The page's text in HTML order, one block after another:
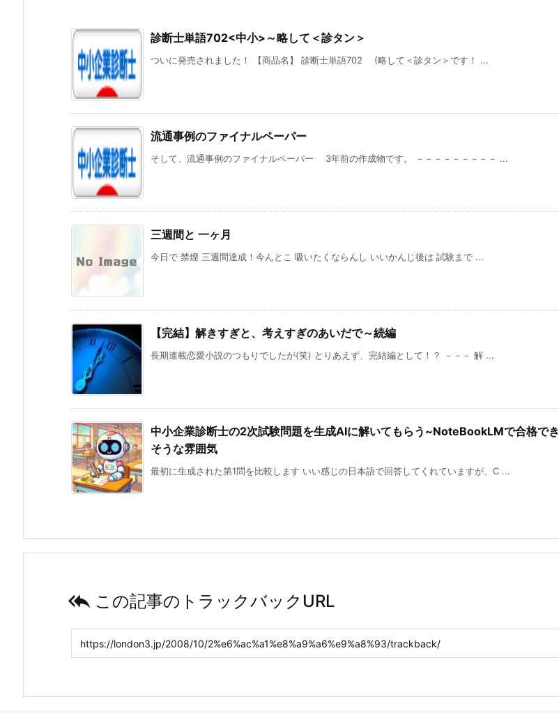
診断士単語702<中小>～略して＜診タン＞
ついに発売されました！ 【商品名】 診断士単語702 (略して＜診タン＞です！ ...
流通事例のファイナルペーパー
そして、流通事例のファイナルペーパー 3年前の作成物です。 －－－－－－－－－ ...
三週間と 一ヶ月
今日で 禁煙 三週間達成！今んとこ 吸いたくならんし いいかんじ後は 試験まで ...
【完結】解きすぎと、考えすぎのあいだで～続編
長期連載恋愛小説のつもりでしたが(笑) とりあえず、完結編として！？ －－－ 解 ...
中小企業診断士の2次試験問題を生成AIに解いてもらう~NoteBookLMで合格でき
そうな雰囲気
最初に生成された第1問を比較します いい感じの日本語で回答してくれていますが、C ...
 この記事のトラックバックURL